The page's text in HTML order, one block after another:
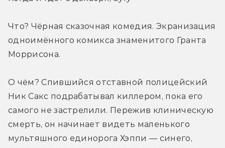
Что? Чёрная сказочная комедия. Экранизация
одноимённого комикса знаменитого Гранта
Моррисона.
О чём? Спившийся отставной полицейский
Ник Сакс подрабатывал киллером, пока его
самого не застрелили. Пережив клиническую
смерть, он начинает видеть маленького
мультяшного единорога Хэппи — синего,